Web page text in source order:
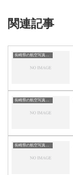
関連記事
長崎県の航空写真・空中写真
長崎県の航空写真・空中写真
長崎県の航空写真・空中写真